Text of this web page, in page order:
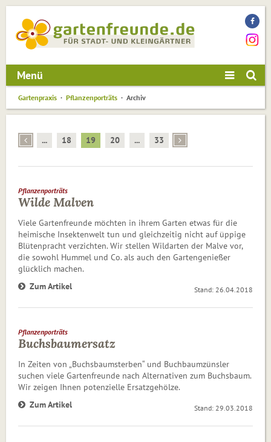
Menü
Gartenpraxis Pflanzenporträts Archiv
... 18 19 20 ... 33
Pflanzenporträts
Wilde Malven
Viele Gartenfreunde möchten in ihrem Garten etwas für die
heimische Insektenwelt tun und gleichzeitig nicht auf üppige
Blütenpracht verzichten. Wir stellen Wildarten der Malve vor,
die sowohl Hummel und Co. als auch den Gartengenießer
glücklich machen.
Zum Artikel
Stand: 26.04.2018
Pflanzenporträts
Buchsbaumersatz
In Zeiten von „Buchsbaumsterben“ und Buchbaumzünsler
suchen viele Gartenfreunde nach Alternativen zum Buchs­baum.
Wir zeigen Ihnen potenzielle Ersatzgehölze.
Zum Artikel
Stand: 29.03.2018